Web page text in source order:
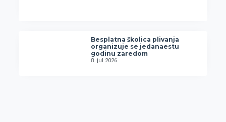
Besplatna školica plivanja
organizuje se jedanaestu
godinu zaredom
8. jul 2026.